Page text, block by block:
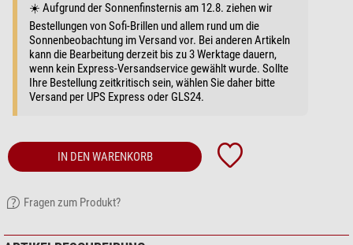
☀️ Aufgrund der Sonnenfinsternis am 12.8. ziehen wir
Bestellungen von Sofi-Brillen und allem rund um die
Sonnenbeobachtung im Versand vor. Bei anderen Artikeln
kann die Bearbeitung derzeit bis zu 3 Werktage dauern,
wenn kein Express-Versandservice gewählt wurde. Sollte
Ihre Bestellung zeitkritisch sein, wählen Sie daher bitte
Versand per UPS Express oder GLS24.
IN DEN WARENKORB
Fragen zum Produkt?